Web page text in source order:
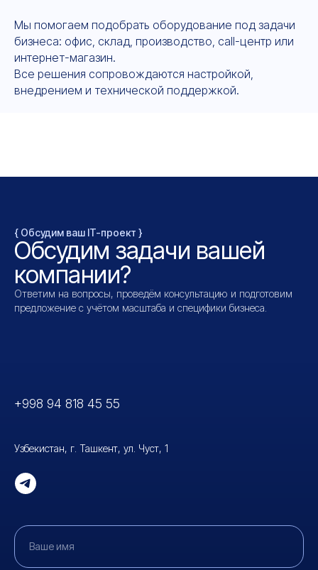
Мы помогаем подобрать оборудование под задачи
бизнеса: офис, склад, производство, call-центр или
интернет-магазин.
Все решения сопровождаются настройкой,
внедрением и технической поддержкой.
{ Обсудим ваш IT-проект }
Обсудим задачи вашей
компании?
Ответим на вопросы, проведём консультацию и подготовим
предложение с учётом масштаба и специфики бизнеса.
+998 94 818 45 55
Узбекистан, г. Ташкент, ул. Чуст, 1